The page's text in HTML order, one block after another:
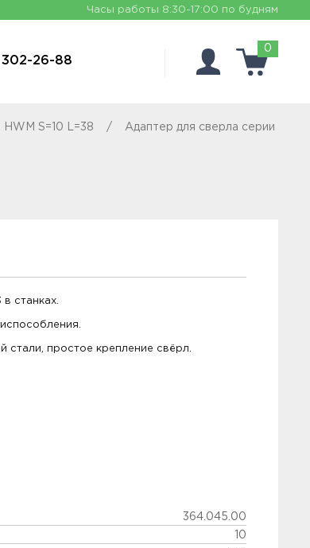
Часы работы 8:30-17:00 по будням
26-88
0
S=10 L=38
Адаптер для сверла серии
станках.
стали, простое крепление свёрл.
364.045.00
10